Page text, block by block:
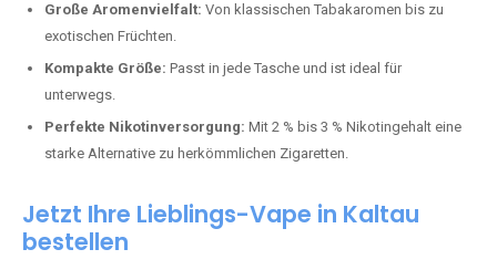
Große Aromenvielfalt: Von klassischen Tabakaromen bis zu
exotischen Früchten.
Kompakte Größe: Passt in jede Tasche und ist ideal für
unterwegs.
Perfekte Nikotinversorgung: Mit 2 % bis 3 % Nikotingehalt eine
starke Alternative zu herkömmlichen Zigaretten.
Jetzt Ihre Lieblings-Vape in Kaltau
bestellen